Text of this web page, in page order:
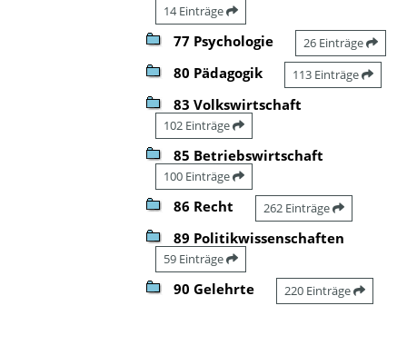
14 Einträge
77 Psychologie 26 Einträge
80 Pädagogik 113 Einträge
83 Volkswirtschaft
102 Einträge
85 Betriebswirtschaft
100 Einträge
86 Recht 262 Einträge
89 Politikwissenschaften
59 Einträge
90 Gelehrte 220 Einträge